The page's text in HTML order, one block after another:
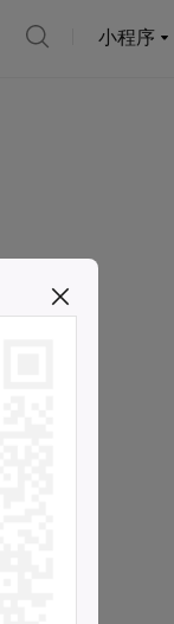
小程序